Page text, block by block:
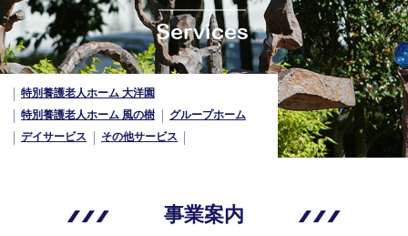
Services
特別養護老人ホーム 大洋園
特別養護老人ホーム 風の樹
グループホーム
デイサービス
その他サービス
事業案内